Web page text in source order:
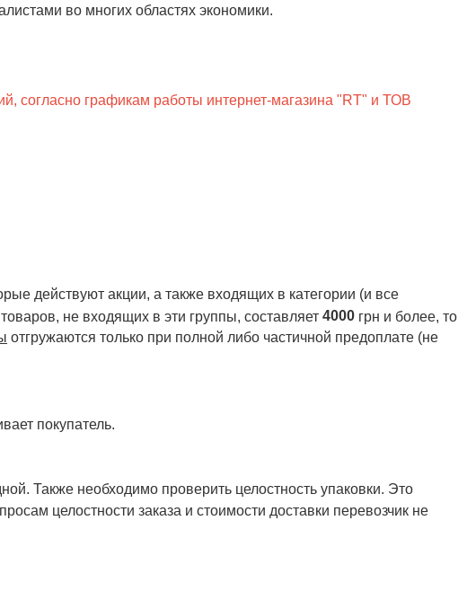
во многих областях экономики.
согласно графикам работы интернет-магазина "RT" и ТОВ
действуют акции, а также входящих в категории (и все
не входящих в эти группы, составляет 4000 грн и более, то
отгружаются только при полной либо частичной предоплате (не
покупатель.
Также необходимо проверить целостность упаковки. Это
целостности заказа и стоимости доставки перевозчик не